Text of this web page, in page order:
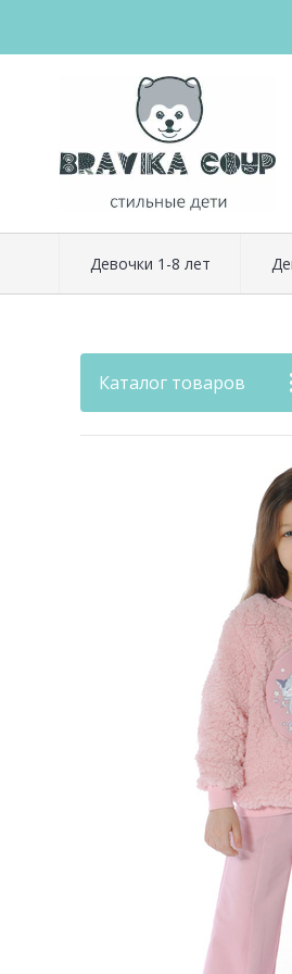
Девочки 1-8 лет
Каталог товаров